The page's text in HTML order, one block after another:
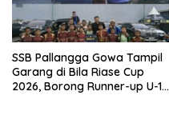
SSB Pallangga Gowa Tampil
Garang di Bila Riase Cup
2026, Borong Runner-up U-10